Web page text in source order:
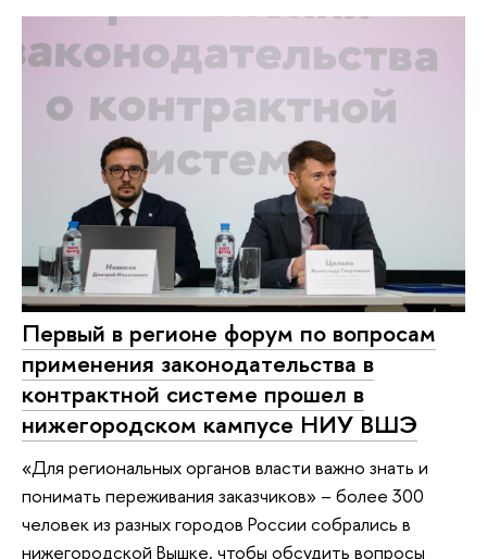
Первый в регионе форум по вопросам
применения законодательства в
контрактной системе прошел в
нижегородском кампусе НИУ ВШЭ
«Для региональных органов власти важно знать и
понимать переживания заказчиков» – более 300
человек из разных городов России собрались в
нижегородской Вышке, чтобы обсудить вопросы